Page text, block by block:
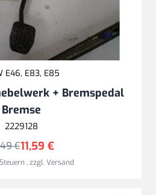
E46, E83, E85
+ Bremspedal
Bremse
2229128
11,59 €
€
,zzgl.Versand